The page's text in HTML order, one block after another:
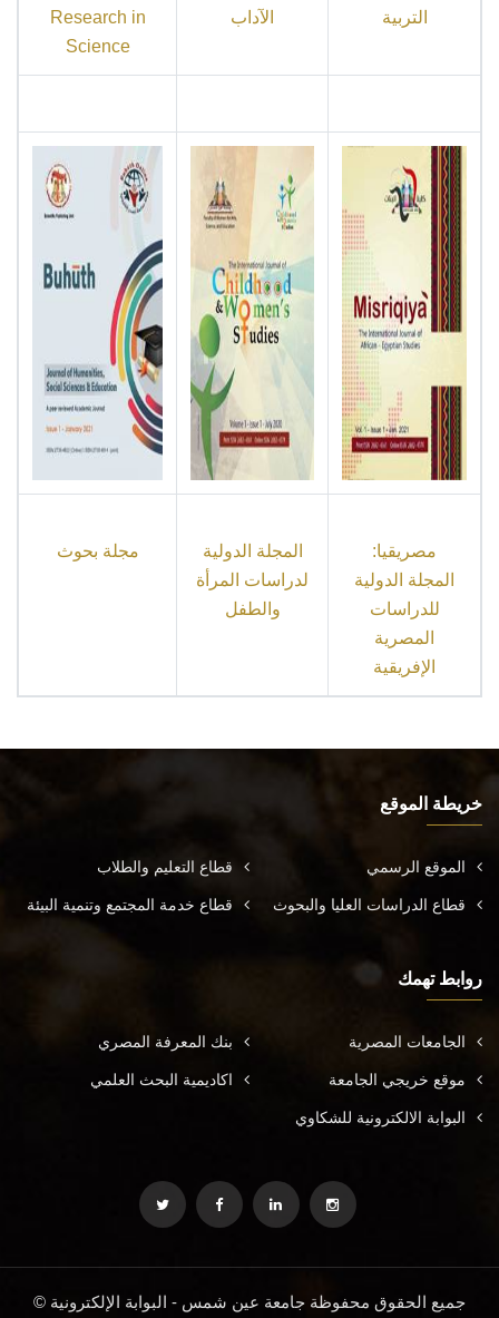
التربية
الآداب
Research in
Science
مصريقيا:
المجلة الدولية
للدراسات
المصرية
الإفريقية
المجلة الدولية
لدراسات المرأة
والطفل
مجلة بحوث
خريطة الموقع
الموقع الرسمي قطاع التعليم والطلاب
قطاع الدراسات العليا والبحوث قطاع خدمة المجتمع وتنمية البيئة
روابط تهمك
الجامعات المصرية بنك المعرفة المصري
موقع خريجي الجامعة اكاديمية البحث العلمي
البوابة الالكترونية للشكاوي
جميع الحقوق محفوظة جامعة عين شمس - البوابة الإلكترونية ©